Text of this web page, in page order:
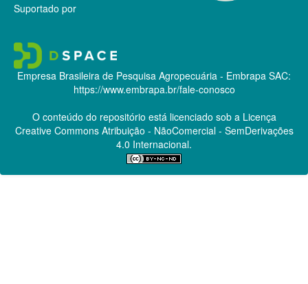
Suportado por
Empresa Brasileira de Pesquisa Agropecuária - Embrapa SAC:
https://www.embrapa.br/fale-conosco
O conteúdo do repositório está licenciado sob a Licença
Creative CommonsAtribuição - NãoComercial - SemDerivações
4.0 Internacional.